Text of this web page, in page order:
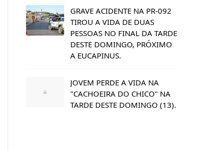
GRAVE ACIDENTE NA PR-092
TIROU A VIDA DE DUAS
PESSOAS NO FINAL DA TARDE
DESTE DOMINGO, PRÓXIMO
A EUCAPINUS.
JOVEM PERDE A VIDA NA
"CACHOEIRA DO CHICO" NA
TARDE DESTE DOMINGO (13).